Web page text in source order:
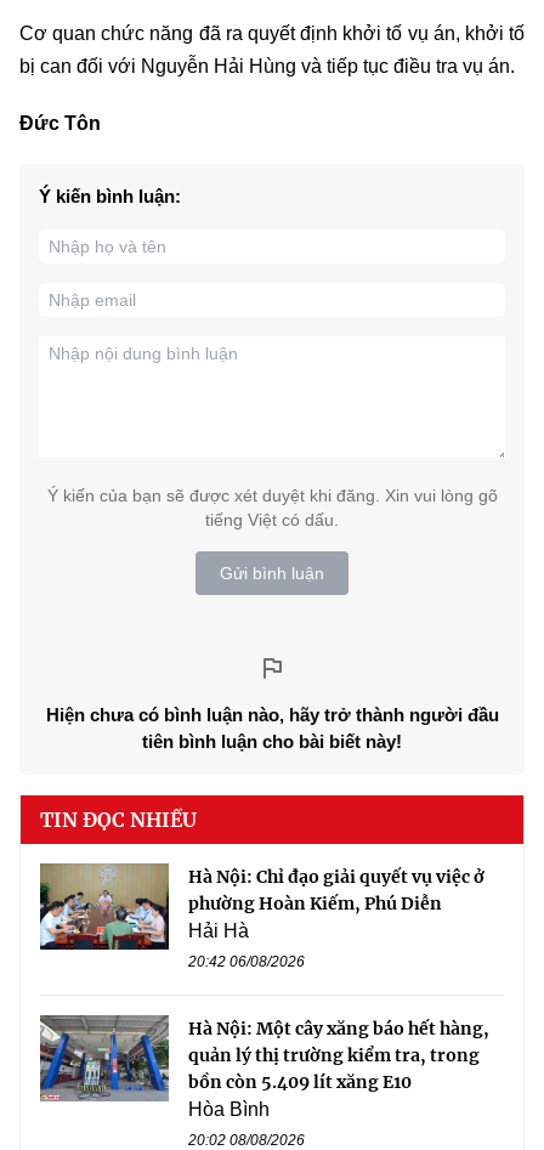
Cơ quan chức năng đã ra quyết định khởi tố vụ án, khởi tố
bị can đối với Nguyễn Hải Hùng và tiếp tục điều tra vụ án.
Đức Tôn
Ý kiến bình luận:
Ý kiến của bạn sẽ được xét duyệt khi đăng. Xin vui lòng gõ
tiếng Việt có dấu.
Gửi bình luận
Hiện chưa có bình luận nào, hãy trở thành người đầu
tiên bình luận cho bài biết này!
TIN ĐỌC NHIỀU
Hà Nội: Chỉ đạo giải quyết vụ việc ở
phường Hoàn Kiếm, Phú Diễn
Hải Hà
20:42 06/08/2026
Hà Nội: Một cây xăng báo hết hàng,
quản lý thị trường kiểm tra, trong
bồn còn 5.409 lít xăng E10
Hòa Bình
20:02 08/08/2026